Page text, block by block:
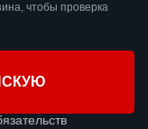
чтобы проверка